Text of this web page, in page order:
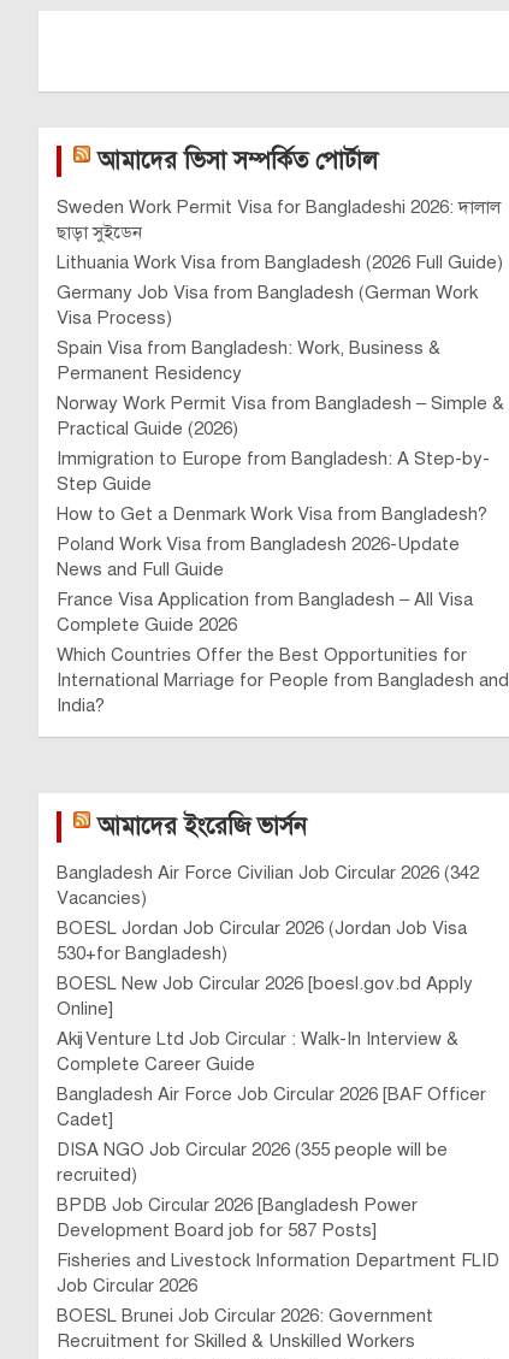
আমাদের ভিসা সম্পর্কিত পোর্টাল
Sweden Work Permit Visa for Bangladeshi 2026: দালাল
ছাড়া সুইডেন
Lithuania Work Visa from Bangladesh (2026 Full Guide)
Germany Job Visa from Bangladesh (German Work
Visa Process)
Spain Visa from Bangladesh: Work, Business &
Permanent Residency
Norway Work Permit Visa from Bangladesh – Simple &
Practical Guide (2026)
Immigration to Europe from Bangladesh: A Step-by-
Step Guide
How to Get a Denmark Work Visa from Bangladesh?
Poland Work Visa from Bangladesh 2026-Update
News and Full Guide
France Visa Application from Bangladesh – All Visa
Complete Guide 2026
Which Countries Offer the Best Opportunities for
International Marriage for People from Bangladesh and
India?
আমাদের ইংরেজি ভার্সন
Bangladesh Air Force Civilian Job Circular 2026 (342
Vacancies)
BOESL Jordan Job Circular 2026 (Jordan Job Visa
530+for Bangladesh)
BOESL New Job Circular 2026 [boesl.gov.bd Apply
Online]
Akij Venture Ltd Job Circular : Walk-In Interview &
Complete Career Guide
Bangladesh Air Force Job Circular 2026 [BAF Officer
Cadet]
DISA NGO Job Circular 2026 (355 people will be
recruited)
BPDB Job Circular 2026 [Bangladesh Power
Development Board job for 587 Posts]
Fisheries and Livestock Information Department FLID
Job Circular 2026
BOESL Brunei Job Circular 2026: Government
Recruitment for Skilled & Unskilled Workers